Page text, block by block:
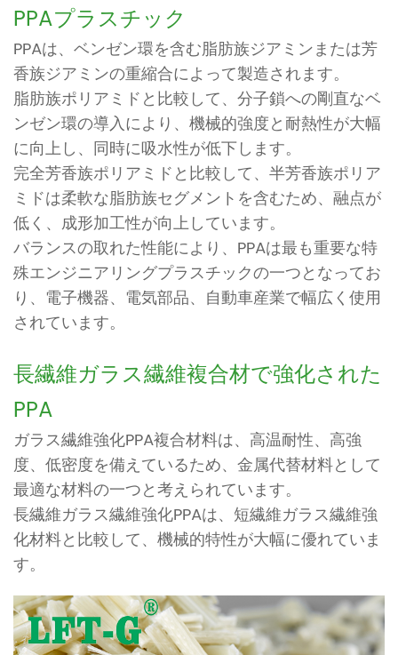
PPAプラスチック
PPAは、ベンゼン環を含む脂肪族ジアミンまたは芳
香族ジアミンの重縮合によって製造されます。
脂肪族ポリアミドと比較して、分子鎖への剛直なベ
ンゼン環の導入により、機械的強度と耐熱性が大幅
に向上し、同時に吸水性が低下します。
完全芳香族ポリアミドと比較して、半芳香族ポリア
ミドは柔軟な脂肪族セグメントを含むため、融点が
低く、成形加工性が向上しています。
バランスの取れた性能により、PPAは最も重要な特
殊エンジニアリングプラスチックの一つとなってお
り、電子機器、電気部品、自動車産業で幅広く使用
されています。
長繊維ガラス繊維複合材で強化された
PPA
ガラス繊維強化PPA複合材料は、高温耐性、高強
度、低密度を備えているため、金属代替材料として
最適な材料の一つと考えられています。
長繊維ガラス繊維強化PPAは、短繊維ガラス繊維強
化材料と比較して、機械的特性が大幅に優れていま
す。